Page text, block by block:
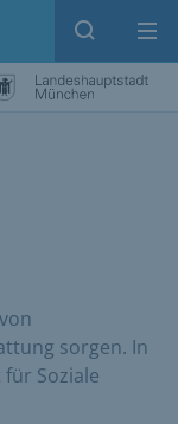
Suche
sorgen. In
Soziale